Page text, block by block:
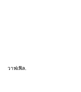
วาฟเฟิล.